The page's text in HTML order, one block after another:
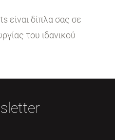
είναι δίπλα σας σε
του ιδανικού